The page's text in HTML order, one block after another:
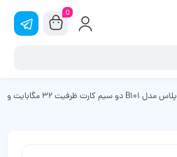
0
گوشی موبایل بلووم پلاس مدل B101 دو سیم کارت ظرفیت 32 مگابایت و